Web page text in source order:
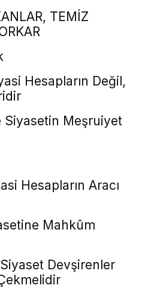
TEMİZ
Hesapların Değil,
Siyasetin Meşruiyet
Hesapların Aracı
Mahkûm
Devşirenler